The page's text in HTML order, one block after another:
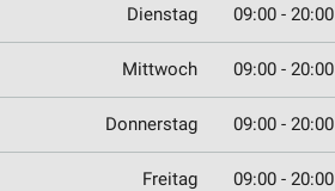
Dienstag 09:00 - 20:00
Mittwoch 09:00 - 20:00
Donnerstag 09:00 - 20:00
Freitag 09:00 - 20:00